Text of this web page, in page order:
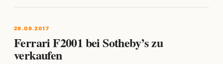
29.09.2017
Ferrari F2001 bei Sotheby’s zu
verkaufen